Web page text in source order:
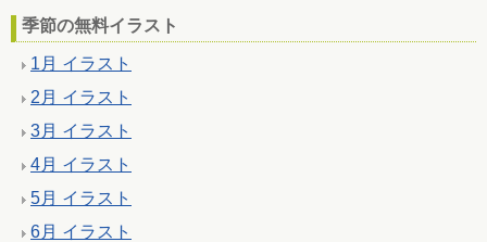
季節の無料イラスト
1月 イラスト
2月 イラスト
3月 イラスト
4月 イラスト
5月 イラスト
6月 イラスト